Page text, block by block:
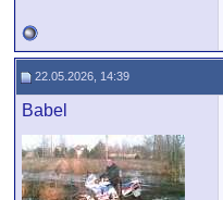
22.05.2026, 14:39
Babel